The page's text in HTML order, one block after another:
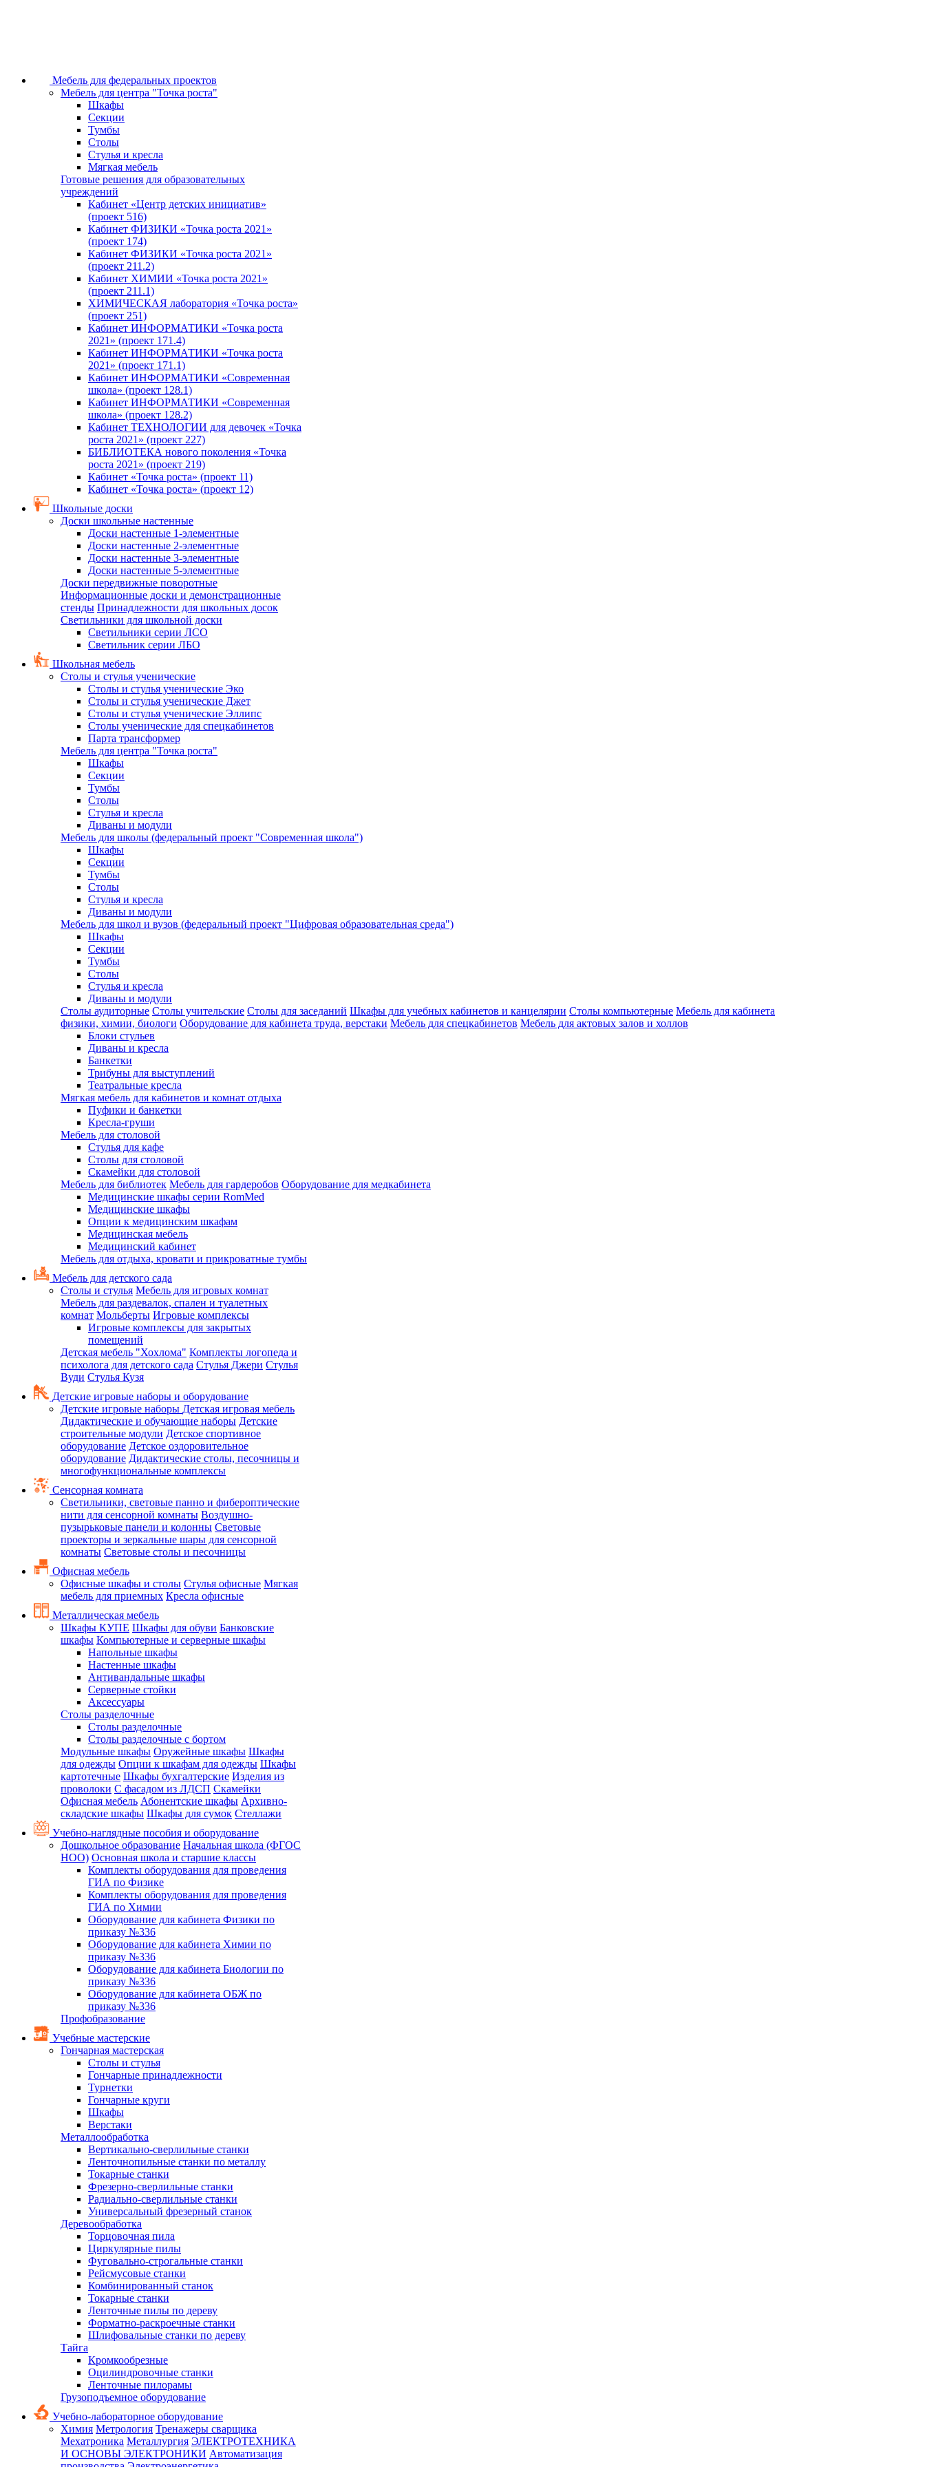
Мебель для федеральных проектов
Мебель для центра "Точка роста"
Шкафы
Секции
Тумбы
Столы
Стулья и кресла
Мягкая мебель
Готовые решения для образовательных
учреждений
Кабинет «Центр детских инициатив»
(проект 516)
Кабинет ФИЗИКИ «Точка роста 2021»
(проект 174)
Кабинет ФИЗИКИ «Точка роста 2021»
(проект 211.2)
Кабинет ХИМИИ «Точка роста 2021»
(проект 211.1)
ХИМИЧЕСКАЯ лаборатория «Точка роста»
(проект 251)
Кабинет ИНФОРМАТИКИ «Точка роста
2021» (проект 171.4)
Кабинет ИНФОРМАТИКИ «Точка роста
2021» (проект 171.1)
Кабинет ИНФОРМАТИКИ «Современная
школа» (проект 128.1)
Кабинет ИНФОРМАТИКИ «Современная
школа» (проект 128.2)
Кабинет ТЕХНОЛОГИИ для девочек «Точка
роста 2021» (проект 227)
БИБЛИОТЕКА нового поколения «Точка
роста 2021» (проект 219)
Кабинет «Точка роста» (проект 11)
Кабинет «Точка роста» (проект 12)
Школьные доски
Доски школьные настенные
Доски настенные 1-элементные
Доски настенные 2-элементные
Доски настенные 3-элементные
Доски настенные 5-элементные
Доски передвижные поворотные
Информационные доски и демонстрационные
стенды Принадлежности для школьных досок
Светильники для школьной доски
Светильники серии ЛСО
Светильник серии ЛБО
Школьная мебель
Столы и стулья ученические
Столы и стулья ученические Эко
Столы и стулья ученические Джет
Столы и стулья ученические Эллипс
Столы ученические для спецкабинетов
Парта трансформер
Мебель для центра "Точка роста"
Шкафы
Секции
Тумбы
Столы
Стулья и кресла
Диваны и модули
Мебель для школы (федеральный проект "Современная школа")
Шкафы
Секции
Тумбы
Столы
Стулья и кресла
Диваны и модули
Мебель для школ и вузов (федеральный проект "Цифровая образовательная среда")
Шкафы
Секции
Тумбы
Столы
Стулья и кресла
Диваны и модули
Столы аудиторные Столы учительские Столы для заседаний Шкафы для учебных кабинетов и канцелярии Столы компьютерные Мебель для кабинета
физики, химии, биологи Оборудование для кабинета труда, верстаки Мебель для спецкабинетов Мебель для актовых залов и холлов
Блоки стульев
Диваны и кресла
Банкетки
Трибуны для выступлений
Театральные кресла
Мягкая мебель для кабинетов и комнат отдыха
Пуфики и банкетки
Кресла-груши
Мебель для столовой
Cтулья для кафе
Cтолы для столовой
Скамейки для столовой
Мебель для библиотек Мебель для гардеробов Оборудование для медкабинета
Медицинские шкафы серии RomMed
Медицинские шкафы
Опции к медицинским шкафам
Медицинская мебель
Медицинский кабинет
Мебель для отдыха, кровати и прикроватные тумбы
Мебель для детского сада
Столы и стулья Мебель для игровых комнат
Мебель для раздевалок, спален и туалетных
комнат Мольберты Игровые комплексы
Игровые комплексы для закрытых
помещений
Детская мебель "Хохлома" Комплекты логопеда и
психолога для детского сада Стулья Джери Стулья
Вуди Стулья Кузя
Детские игровые наборы и оборудование
Детские игровые наборы Детская игровая мебель
Дидактические и обучающие наборы Детские
строительные модули Детское спортивное
оборудование Детское оздоровительное
оборудование Дидактические столы, песочницы и
многофункциональные комплексы
Сенсорная комната
Светильники, световые панно и фибероптические
нити для сенсорной комнаты Воздушно-
пузырьковые панели и колонны Световые
проекторы и зеркальные шары для сенсорной
комнаты Световые столы и песочницы
Офисная мебель
Офисные шкафы и столы Стулья офисные Мягкая
мебель для приемных Кресла офисные
Металлическая мебель
Шкафы КУПЕ Шкафы для обуви Банковские
шкафы Компьютерные и серверные шкафы
Напольные шкафы
Настенные шкафы
Антивандальные шкафы
Серверные стойки
Аксессуары
Столы разделочные
Столы разделочные
Столы разделочные с бортом
Модульные шкафы Оружейные шкафы Шкафы
для одежды Опции к шкафам для одежды Шкафы
картотечные Шкафы бухгалтерские Изделия из
проволоки С фасадом из ЛДСП Скамейки
Офисная мебель Абонентские шкафы Архивно-
складские шкафы Шкафы для сумок Стеллажи
Учебно-наглядные пособия и оборудование
Дошкольное образование Начальная школа (ФГОС
НОО) Основная школа и старшие классы
Комплекты оборудования для проведения
ГИА по Физике
Комплекты оборудования для проведения
ГИА по Химии
Оборудование для кабинета Физики по
приказу №336
Оборудование для кабинета Химии по
приказу №336
Оборудование для кабинета Биологии по
приказу №336
Оборудование для кабинета ОБЖ по
приказу №336
Профобразование
Учебные мастерские
Гончарная мастерская
Столы и стулья
Гончарные принадлежности
Турнетки
Гончарные круги
Шкафы
Верстаки
Металлообработка
Вертикально-сверлильные станки
Ленточнопильные станки по металлу
Токарные станки
Фрезерно-сверлильные станки
Радиально-сверлильные станки
Универсальный фрезерный станок
Деревообработка
Торцовочная пила
Циркулярные пилы
Фуговально-строгальные станки
Рейсмусовые станки
Комбинированный станок
Токарные станки
Ленточные пилы по дереву
Форматно-раскроечные станки
Шлифовальные станки по дереву
Тайга
Кромкообрезные
Оцилиндровочные станки
Ленточные пилорамы
Грузоподъемное оборудование
Учебно-лабораторное оборудование
Химия Метрология Тренажеры сварщика
Мехатроника Металлургия ЭЛЕКТРОТЕХНИКА
И ОСНОВЫ ЭЛЕКТРОНИКИ Автоматизация